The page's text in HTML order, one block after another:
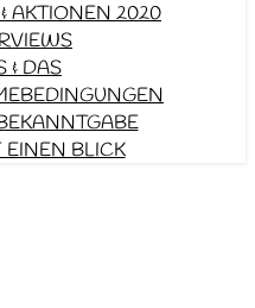
AKTIONEN 2020
& DAS
EINEN BLICK